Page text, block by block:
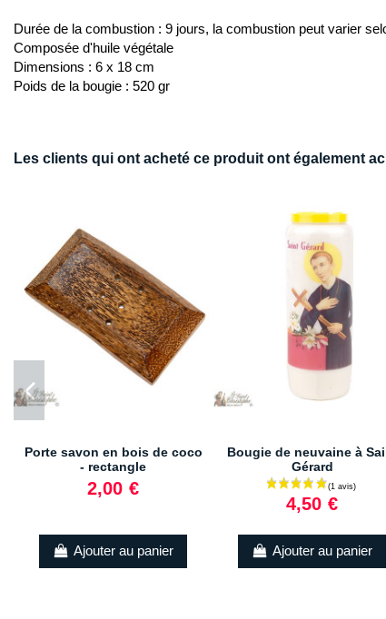
Durée de la combustion : 9 jours, la combustion peut varier
Composée d'huile végétale
Dimensions : 6 x 18 cm
Poids de la bougie : 520 gr
Les clients qui ont acheté ce produit ont également
Porte savon en bois de coco
- rectangle
2,00 €
Ajouter au panier
Bougie de neuvaine à
Gérard
4,50 €
Ajouter au panier